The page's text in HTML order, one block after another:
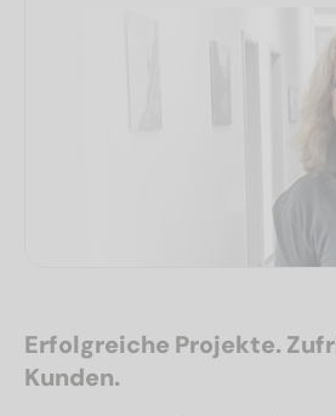
Erfolgreiche Projekte.
Kunden.